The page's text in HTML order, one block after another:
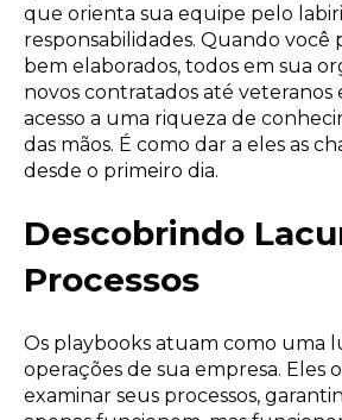
que orienta sua equipe pelo
responsabilidades. Quando você
bem elaborados, todos em sua
novos contratados até veteranos
acesso a uma riqueza de
das mãos. É como dar a eles as
desde o primeiro dia.
Descobrindo
Processos
Os playbooks atuam como uma
operações de sua empresa. Eles
examinar seus processos,